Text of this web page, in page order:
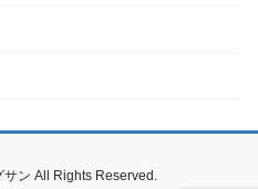
ン All Rights Reserved.